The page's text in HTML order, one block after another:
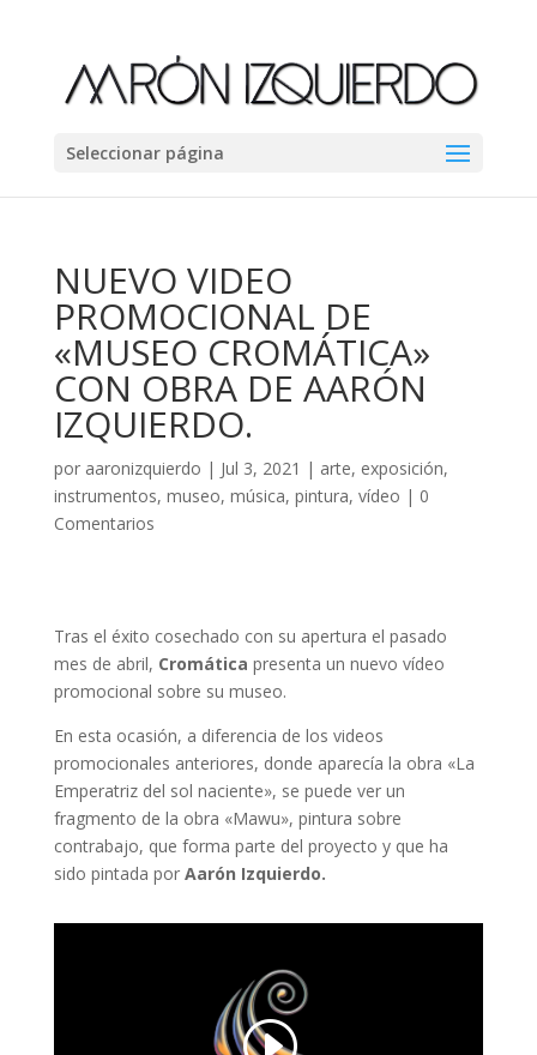
Seleccionar página
NUEVO VIDEO
PROMOCIONAL DE
«MUSEO CROMÁTICA»
CON OBRA DE AARÓN
IZQUIERDO.
por aaronizquierdo | Jul 3, 2021 | arte, exposición,
instrumentos, museo, música, pintura, vídeo | 0
Comentarios
Tras el éxito cosechado con su apertura el pasado
mes de abril, Cromática presenta un nuevo vídeo
promocional sobre su museo.
En esta ocasión, a diferencia de los videos
promocionales anteriores, donde aparecía la obra «La
Emperatriz del sol naciente», se puede ver un
fragmento de la obra «Mawu», pintura sobre
contrabajo, que forma parte del proyecto y que ha
sido pintada por Aarón Izquierdo.